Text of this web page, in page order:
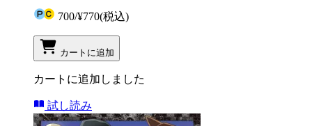
700/¥770(税込)
カートに追加
カートに追加しました
試し読み